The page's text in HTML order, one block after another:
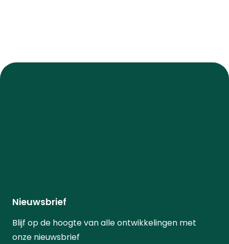
Nieuwsbrief
Blijf op de hoogte van alle ontwikkelingen met
onze nieuwsbrief